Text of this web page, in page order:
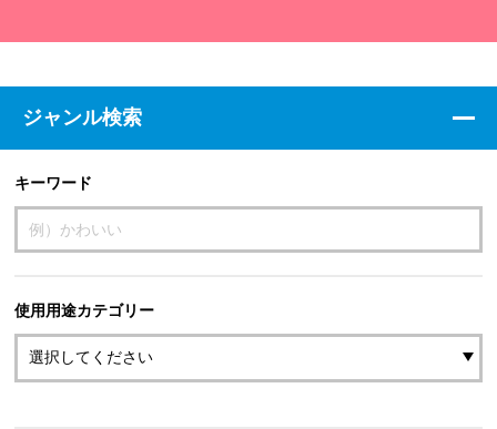
ジャンル検索
キーワード
使用用途カテゴリー